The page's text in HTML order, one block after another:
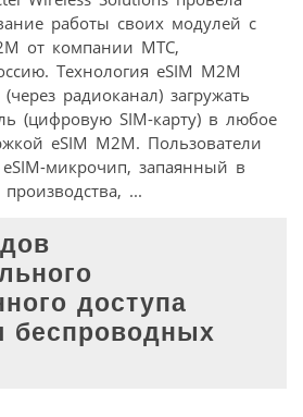
работы своих модулей с
от компании МТС,
Технология eSIM M2M
радиоканал) загружать
(цифровую SIM-карту) в любое
eSIM M2M. Пользователи
eSIM-микрочип, запаянный в
...
доступа
беспроводных